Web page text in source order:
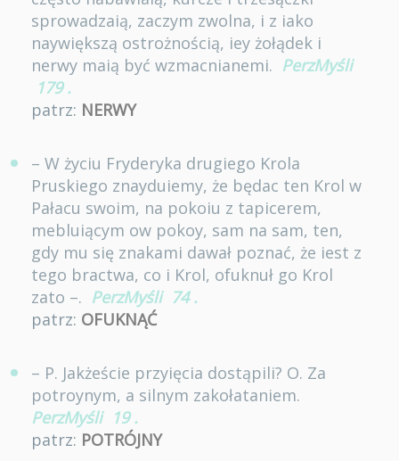
sprowadzaią, zaczym zwolna, i z iako
naywiększą ostrożnością, iey żołądek i
nerwy maią być wzmacnianemi. PerzMyśli
179 .
patrz: NERWY
– W życiu Fryderyka drugiego Krola
Pruskiego znayduiemy, że będac ten Krol w
Pałacu swoim, na pokoiu z tapicerem,
mebluiącym ow pokoy, sam na sam, ten,
gdy mu się znakami dawał poznać, że iest z
tego bractwa, co i Krol, ofuknuł go Krol
zato –. PerzMyśli 74 .
patrz: OFUKNĄĆ
– P. Jakżeście przyięcia dostąpili? O. Za
potroynym, a silnym zakołataniem.
PerzMyśli 19 .
patrz: POTRÓJNY